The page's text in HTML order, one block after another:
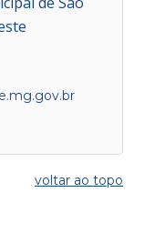
voltar ao topo